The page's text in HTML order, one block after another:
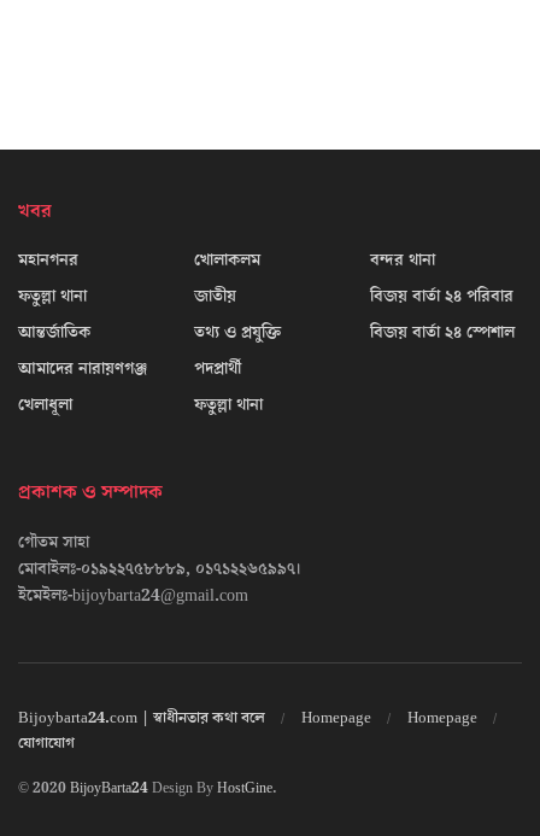
খবর
মহানগনর
ফতুল্লা থানা
আন্তর্জাতিক
আমাদের নারায়ণগঞ্জ
খেলাধূলা
খোলাকলম
জাতীয়
তথ্য ও প্রযুক্তি
পদপ্রার্থী
ফতুল্লা থানা
বন্দর থানা
বিজয় বার্তা ২৪ পরিবার
বিজয় বার্তা ২৪ স্পেশাল
প্রকাশক ও সম্পাদক
গৌতম সাহা
মোবাইলঃ-০১৯২২৭৫৮৮৮৯, ০১৭১২২৬৫৯৯৭।
ইমেইলঃ-bijoybarta24@gmail.com
Bijoybarta24.com | স্বাধীনতার কথা বলে Homepage
Homepage
যোগাযোগ
© 2020BijoyBarta24Design ByHostGine.